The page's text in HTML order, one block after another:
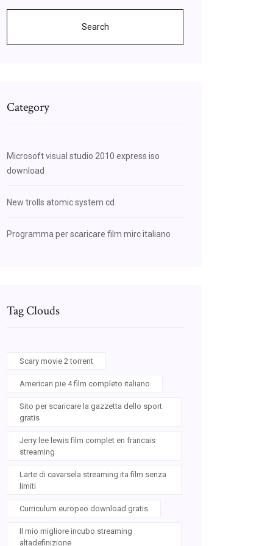
Search
Category
Microsoft visual studio 2010 express iso
download
New trolls atomic system cd
Programma per scaricare film mirc italiano
Tag Clouds
Scary movie 2 torrent
American pie 4 film completo italiano
Sito per scaricare la gazzetta dello sport
gratis
Jerry lee lewis film complet en francais
streaming
Larte di cavarsela streaming ita film senza
limiti
Curriculum europeo download gratis
Il mio migliore incubo streaming
altadefinizione